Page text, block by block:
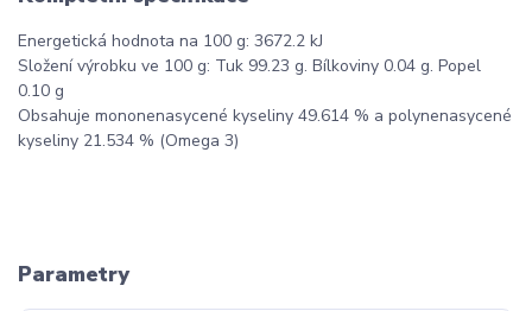
Energetická hodnota na 100 g: 3672.2 kJ
Složení výrobku ve 100 g: Tuk 99.23 g. Bílkoviny 0.04 g. Popel
0.10 g
Obsahuje mononenasycené kyseliny 49.614 % a polynenasycené
kyseliny 21.534 % (Omega 3)
Parametry